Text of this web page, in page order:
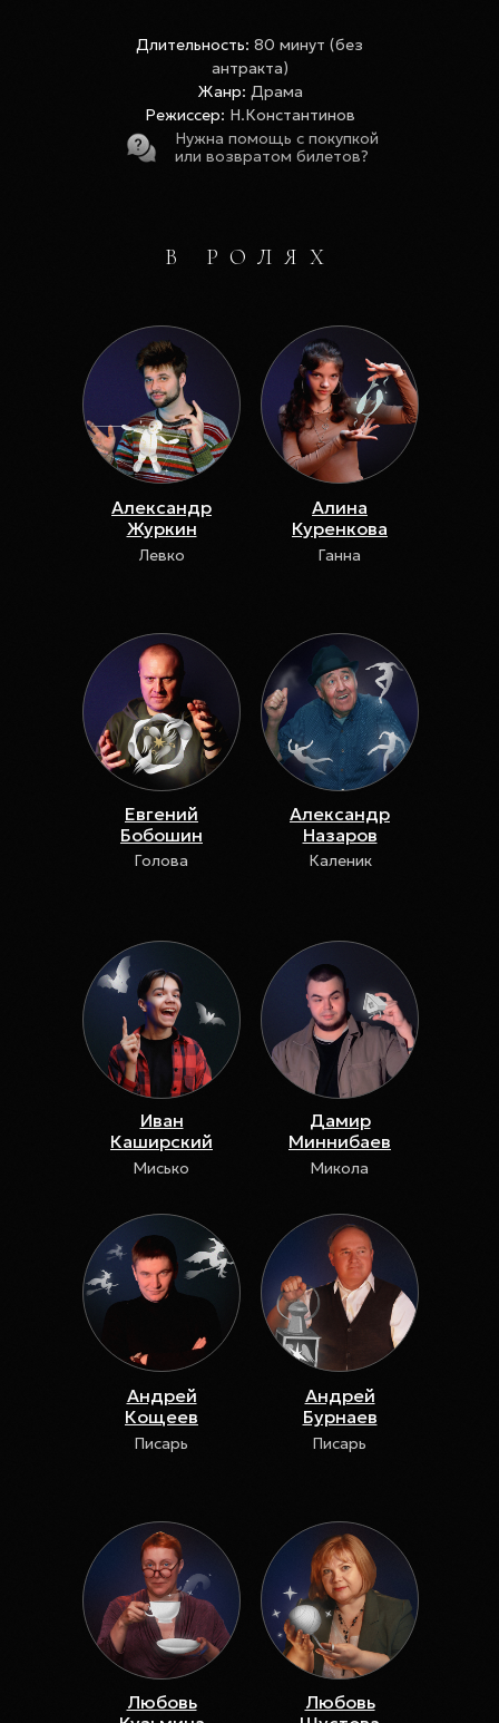
Длительность: 80 минут (без
антракта)
Жанр: Драма
Режиссер: Н.Константинов
Нужна помощь с покупкой
или возвратом билетов?
В РОЛЯХ
Евгений
Бобошин
Александр
Журкин
Алина
Куренкова
Левко Ганна
Александр
Назаров
Голова
Иван
Каширский
Каленик
Мисько
Дамир
Миннибаев
Микола
Любовь
Андрей
Кощеев
Андрей
Бурнаев
Писарь Писарь
Любовь